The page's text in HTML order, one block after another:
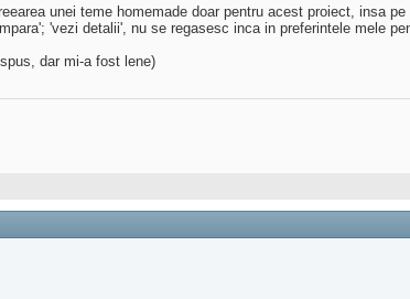
unei teme homemade doar pentru acest proiect, insa
'vezi detalii', nu se regasesc inca in preferintele mele
dar mi-a fost lene)